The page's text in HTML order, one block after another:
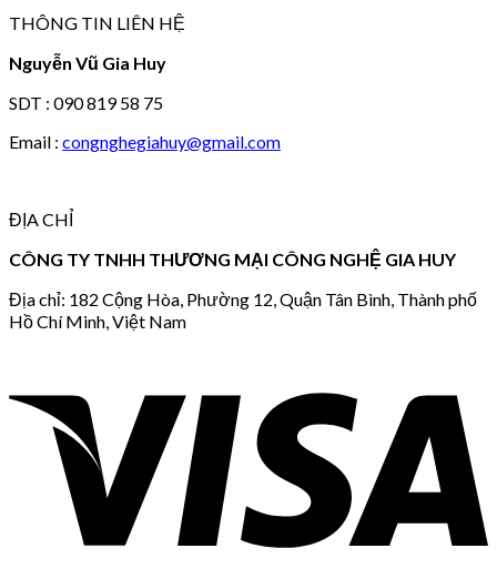
THÔNG TIN LIÊN HỆ
Nguyễn Vũ Gia Huy
SDT : 090 819 58 75
Email : congnghegiahuy@gmail.com
ĐỊA CHỈ
CÔNG TY TNHH THƯƠNG MẠI CÔNG NGHỆ GIA HUY
Địa chỉ: 182 Cộng Hòa, Phường 12, Quận Tân Bình, Thành phố
Hồ Chí Minh, Việt Nam